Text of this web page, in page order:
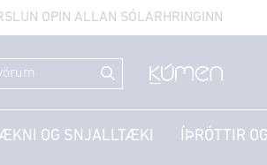
OPIN ALLAN SÓLARHRINGINN
OG SNJALLTÆKI ÍÞRÓTTIR